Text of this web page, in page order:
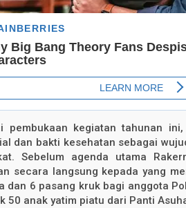
pembukaan kegiatan tahunan
dan bakti kesehatan sebagai
Sebelum agenda utama
secara langsung kepada yang
dan 6 pasang kruk bagi anggota
50 anak yatim piatu dari Panti